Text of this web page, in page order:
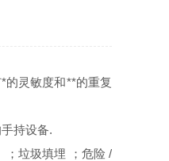
灵敏度和**的重复
持设备.
；垃圾填埋 ；危险 /